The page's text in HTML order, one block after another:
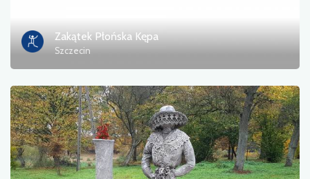
Zakątek Płońska Kępa
Szczecin